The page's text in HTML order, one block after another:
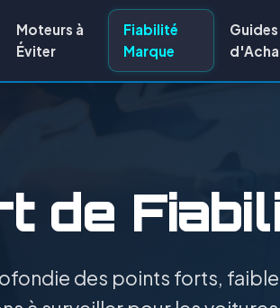
Moteurs à
Éviter
Fiabilité
Marque
Guides
de
des points forts,